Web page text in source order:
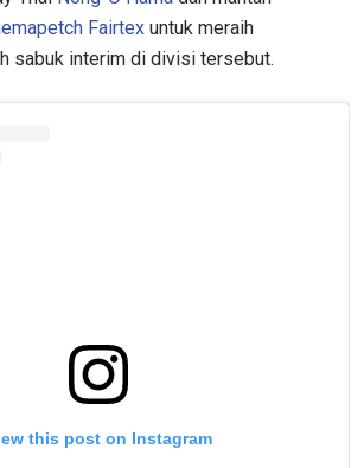
Fairtex untuk meraih
sabuk interim di divisi tersebut.
this post on Instagram